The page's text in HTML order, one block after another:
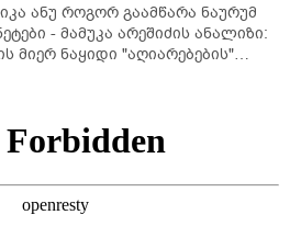
ანუ როგორ გაამწარა ნაურუმ
- მამუკა არეშიძის ანალიზი:
მიერ ნაყიდი "აღიარებების"